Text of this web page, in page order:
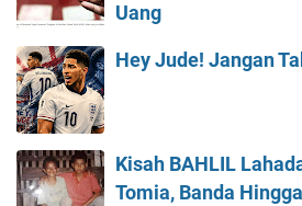
Uang
Hey Jude! Jangan
Kisah BAHLIL
Tomia, Banda